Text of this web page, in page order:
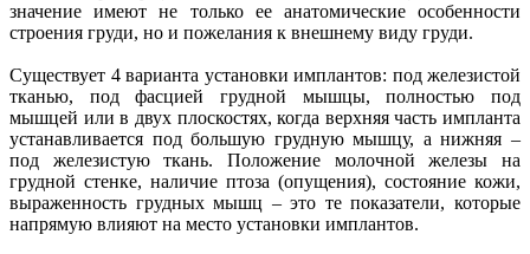
значение имеют не только ее анатомические особенности
строения груди, но и пожелания к внешнему виду груди.
Существует 4 варианта установки имплантов: под железистой
тканью, под фасцией грудной мышцы, полностью под
мышцей или в двух плоскостях, когда верхняя часть импланта
устанавливается под большую грудную мышцу, а нижняя –
под железистую ткань. Положение молочной железы на
грудной стенке, наличие птоза (опущения), состояние кожи,
выраженность грудных мышц – это те показатели, которые
напрямую влияют на место установки имплантов.